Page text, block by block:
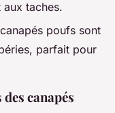
taches.
poufs sont
parfait pour
canapés